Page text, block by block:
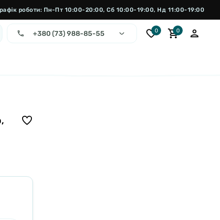
роботи: Пн-Пт 10:00-20:00, Сб 10:00-19:00, Нд 11:00-19:00
+380 (73) 988-85-55 0 0